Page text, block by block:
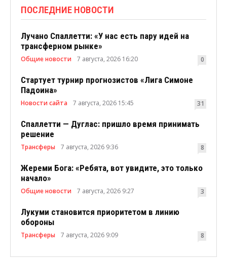
ПОСЛЕДНИЕ НОВОСТИ
Лучано Спаллетти: «У нас есть пару идей на
трансферном рынке»
Общие новости 7 августа, 2026 16:20 0
Стартует турнир прогнозистов «Лига Симоне
Падоина»
Новости сайта 7 августа, 2026 15:45 31
Спаллетти — Дуглас: пришло время принимать
решение
Трансферы 7 августа, 2026 9:36 8
Жереми Бога: «Ребята, вот увидите, это только
начало»
Общие новости 7 августа, 2026 9:27 3
Лукуми становится приоритетом в линию
обороны
Трансферы 7 августа, 2026 9:09 8